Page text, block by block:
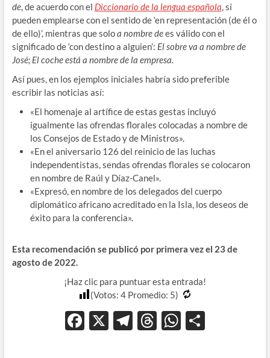
de, de acuerdo con el Diccionario de la lengua española, sí
pueden emplearse con el sentido de ‘en representación (de él o
de ello)’, mientras que soloa nombre dees válido con el
significado de ‘con destino a alguien’: El sobre va a nombre de
José; El coche está a nombre de la empresa.
Así pues, en los ejemplos iniciales habría sido preferible
escribir las noticias así:
«El homenaje al artífice de estas gestas incluyó
igualmente las ofrendas florales colocadas a nombre de
los Consejos de Estado y de Ministros».
«En el aniversario 126 del reinicio de las luchas
independentistas, sendas ofrendas florales se colocaron
en nombre de Raúl y Díaz-Canel».
«Expresó, en nombre de los delegados del cuerpo
diplomático africano acreditado en la Isla, los deseos de
éxito para la conferencia».
Esta recomendación se publicó por primera vez el 23 de
agosto de 2022.
¡Haz clic para puntuar esta entrada!
(Votos: 4Promedio: 5)
F X T T W